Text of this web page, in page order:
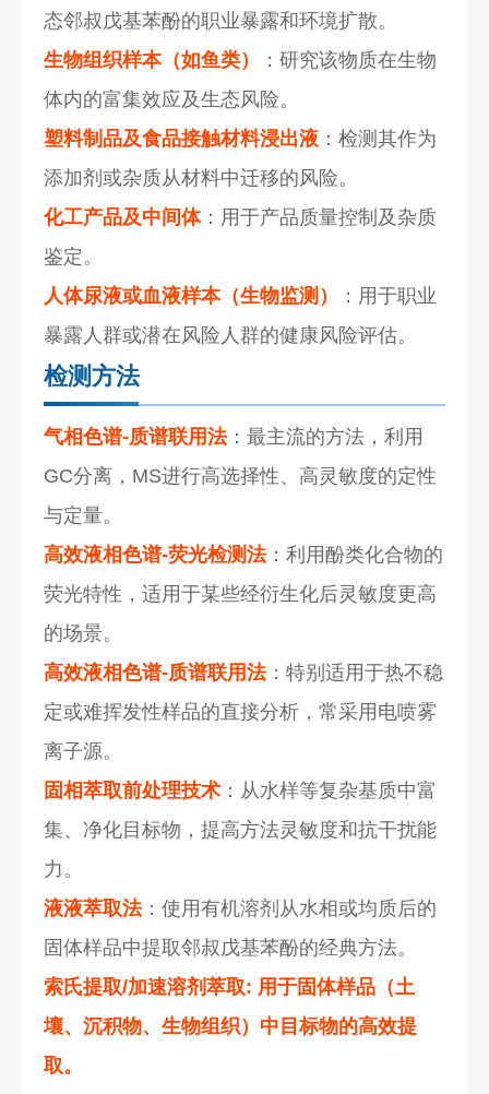
态邻叔戊基苯酚的职业暴露和环境扩散。
生物组织样本（如鱼类）
：研究该物质在生物
体内的富集效应及生态风险。
塑料制品及食品接触材料浸出液 ：检测其作为
添加剂或杂质从材料中迁移的风险。
化工产品及中间体：用于产品质量控制及杂质
鉴定。
人体尿液或血液样本（生物监测）
：用于职业
暴露人群或潜在风险人群的健康风险评估。
检测方法
气相色谱-质谱联用法：最主流的方法，利用
GC分离，MS进行高选择性、高灵敏度的定性
与定量。
高效液相色谱-荧光检测法：利用酚类化合物的
荧光特性，适用于某些经衍生化后灵敏度更高
的场景。
高效液相色谱-质谱联用法：特别适用于热不稳
定或难挥发性样品的直接分析，常采用电喷雾
离子源。
固相萃取前处理技术 ：从水样等复杂基质中富
集、净化目标物，提高方法灵敏度和抗干扰能
力。
液液萃取法：使用有机溶剂从水相或均质后的
固体样品中提取邻叔戊基苯酚的经典方法。
索氏提取/加速溶剂萃取: 用于固体样品（土
壤、沉积物、生物组织）中目标物的高效提
取。